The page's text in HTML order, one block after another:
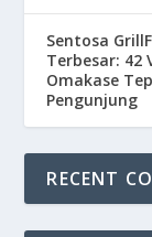
Sentosa
Terbesar: 42
Omakase
Pengunjung
RECENT